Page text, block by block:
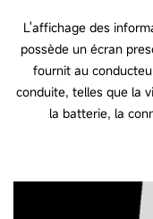
L'affichage des
possède un écran
fournit au
conduite, telles que la
la batterie, la